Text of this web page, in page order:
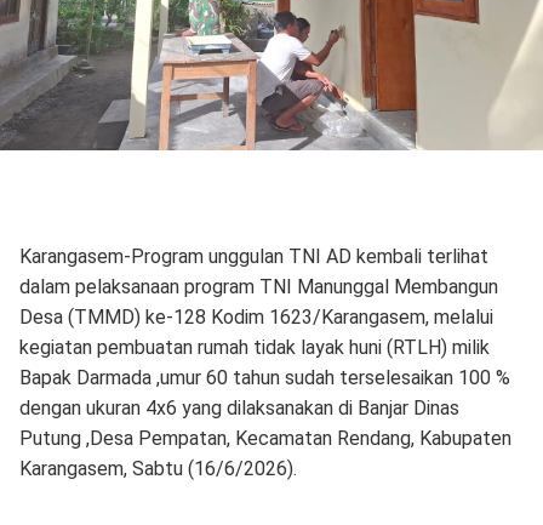
Karangasem-Program unggulan TNI AD kembali terlihat
dalam pelaksanaan program TNI Manunggal Membangun
Desa (TMMD) ke-128 Kodim 1623/Karangasem, melalui
kegiatan pembuatan rumah tidak layak huni (RTLH) milik
Bapak Darmada ,umur 60 tahun sudah terselesaikan 100 %
dengan ukuran 4x6 yang dilaksanakan di Banjar Dinas
Putung ,Desa Pempatan, Kecamatan Rendang, Kabupaten
Karangasem, Sabtu (16/6/2026).